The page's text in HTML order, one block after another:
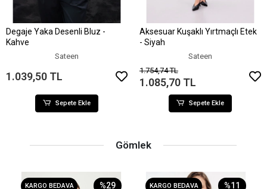
Sepete Ekle
Degaje Yaka Desenli Bluz -
Kahve
Sateen
1.039,50 TL
Sepete Ekle
Sepete Ekle
Aksesuar Kuşaklı Yırtmaçlı Etek
- Siyah
Sateen
1.754,74 TL
1.085,70 TL
Sepete Ekle
Gömlek
KARGO BEDAVA %29 KARGO BEDAVA %11